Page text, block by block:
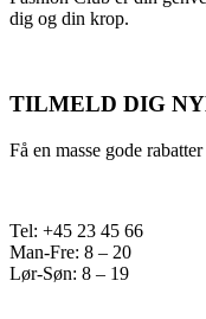
dig og din krop.
TILMELD DIG
Få en masse gode
Tel: +45 23 45 66
Man-Fre: 8 – 20
Lør-Søn: 8 – 19